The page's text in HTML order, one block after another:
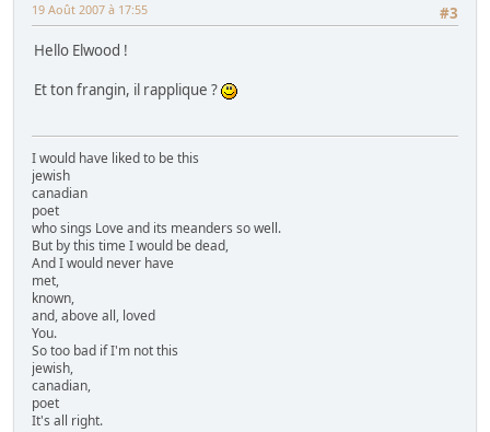
#3
19 Août 2007 à 17:55
Hello Elwood !
Et ton frangin, il rapplique ?
I would have liked to be this
jewish
canadian
poet
who sings Love and its meanders so well.
But by this time I would be dead,
And I would never have
met,
known,
and, above all, loved
You.
So too bad if I'm not this
jewish,
canadian,
poet
It's all right.